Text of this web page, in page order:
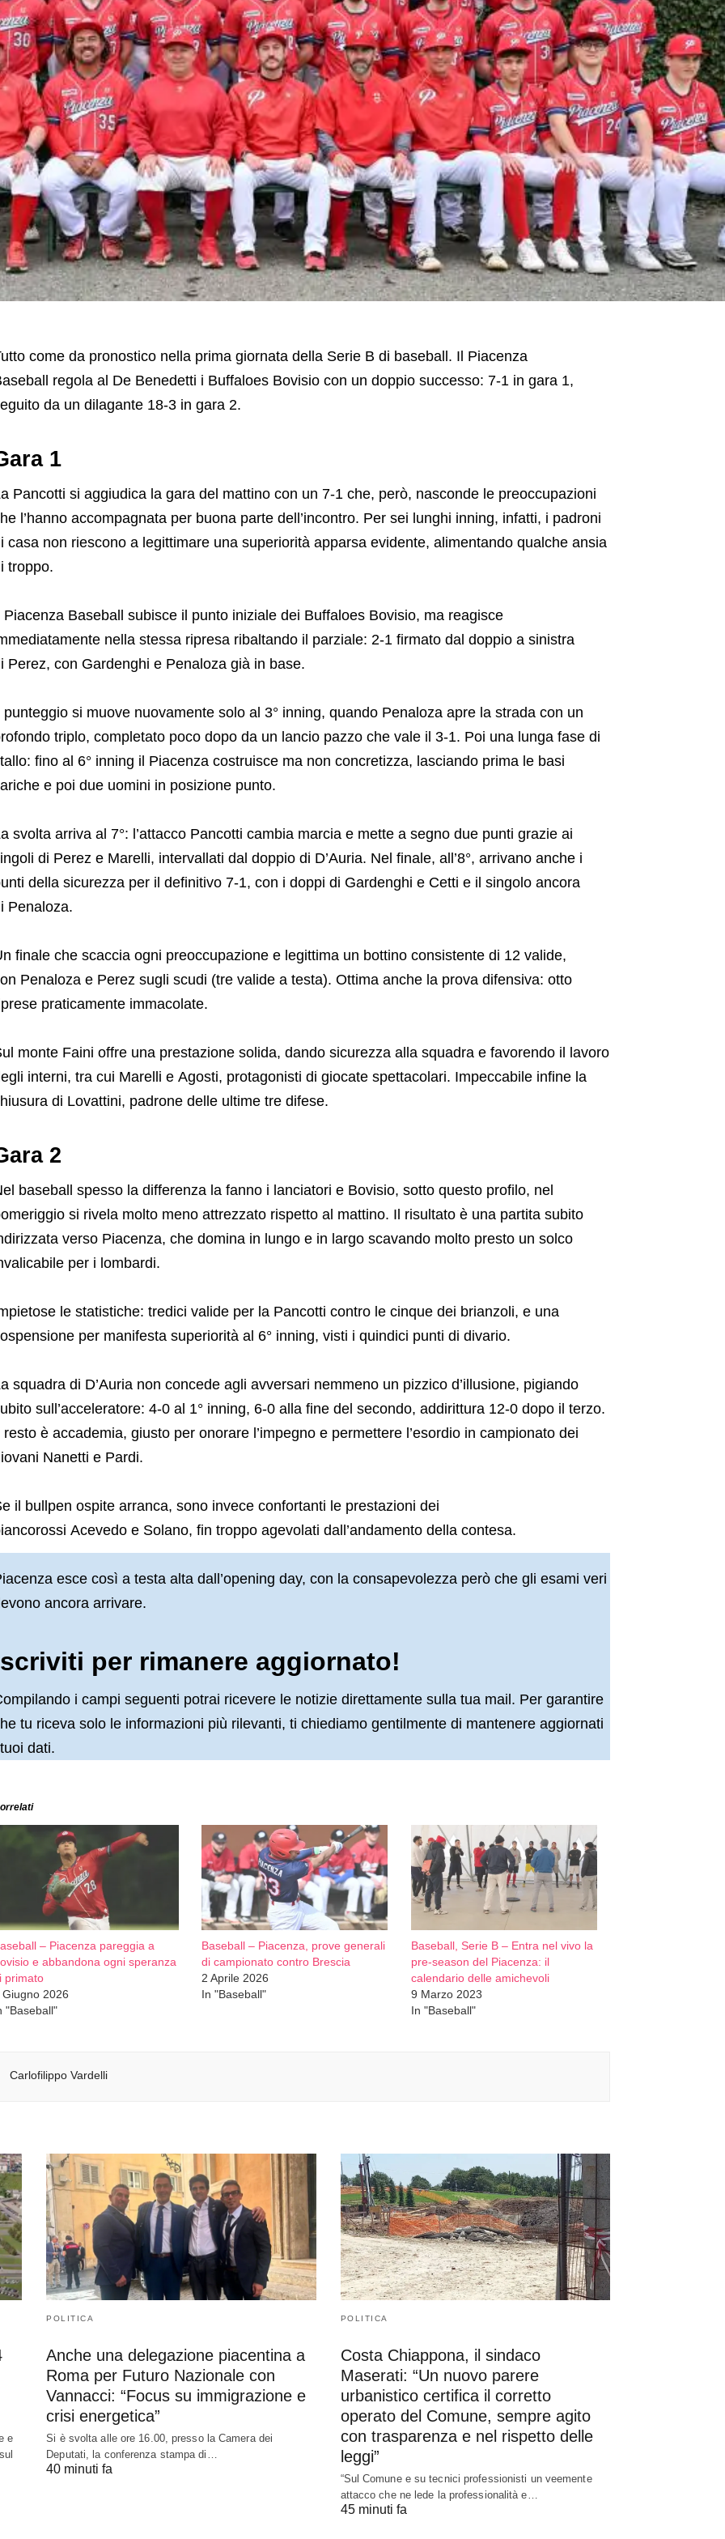
come da pronostico nella prima giornata della Serie B di baseball. Il Piacenza
regola al De Benedetti i Buffaloes Bovisio con un doppio successo: 7-1 in gara 1,
da un dilagante 18-3 in gara 2.
1
Pancotti si aggiudica la gara del mattino con un 7-1 che, però, nasconde le preoccupazioni
l’hanno accompagnata per buona parte dell’incontro. Per sei lunghi inning, infatti, i padroni
casa non riescono a legittimare una superiorità apparsa evidente, alimentando qualche ansia
troppo.
Piacenza Baseball subisce il punto iniziale dei Buffaloes Bovisio, ma reagisce
nella stessa ripresa ribaltando il parziale: 2-1 firmato dal doppio a sinistra
Perez, con Gardenghi e Penaloza già in base.
punteggio si muove nuovamente solo al 3° inning, quando Penaloza apre la strada con un
triplo, completato poco dopo da un lancio pazzo che vale il 3-1. Poi una lunga fase di
fino al 6° inning il Piacenza costruisce ma non concretizza, lasciando prima le basi
e poi due uomini in posizione punto.
svolta arriva al 7°: l’attacco Pancotti cambia marcia e mette a segno due punti grazie ai
di Perez e Marelli, intervallati dal doppio di D’Auria. Nel finale, all’8°, arrivano anche i
della sicurezza per il definitivo 7-1, con i doppi di Gardenghi e Cetti e il singolo ancora
Penaloza.
finale che scaccia ogni preoccupazione e legittima un bottino consistente di 12 valide,
Penaloza e Perez sugli scudi (tre valide a testa). Ottima anche la prova difensiva: otto
praticamente immacolate.
monte Faini offre una prestazione solida, dando sicurezza alla squadra e favorendo il lavoro
interni, tra cui Marelli e Agosti, protagonisti di giocate spettacolari. Impeccabile infine la
di Lovattini, padrone delle ultime tre difese.
2
baseball spesso la differenza la fanno i lanciatori e Bovisio, sotto questo profilo, nel
si rivela molto meno attrezzato rispetto al mattino. Il risultato è una partita subito
verso Piacenza, che domina in lungo e in largo scavando molto presto un solco
per i lombardi.
le statistiche: tredici valide per la Pancotti contro le cinque dei brianzoli, e una
per manifesta superiorità al 6° inning, visti i quindici punti di divario.
squadra di D’Auria non concede agli avversari nemmeno un pizzico d’illusione, pigiando
sull’acceleratore: 4-0 al 1° inning, 6-0 alla fine del secondo, addirittura 12-0 dopo il terzo.
resto è accademia, giusto per onorare l’impegno e permettere l’esordio in campionato dei
Nanetti e Pardi.
il bullpen ospite arranca, sono invece confortanti le prestazioni dei
Acevedo e Solano, fin troppo agevolati dall’andamento della contesa.
esce così a testa alta dall’opening day, con la consapevolezza però che gli esami veri
ancora arrivare.
per rimanere aggiornato!
i campi seguenti potrai ricevere le notizie direttamente sulla tua mail. Per garantire
tu riceva solo le informazioni più rilevanti, ti chiediamo gentilmente di mantenere aggiornati
dati.
– Piacenza pareggia a
e abbandona ogni speranza
primato
Giugno 2026
"Baseball"
Baseball – Piacenza, prove generali
di campionato contro Brescia
2 Aprile 2026
In "Baseball"
Baseball, Serie B – Entra nel vivo la
pre-season del Piacenza: il
calendario delle amichevoli
9 Marzo 2023
In "Baseball"
Carlofilippo Vardelli
e
POLITICA
Anche una delegazione piacentina a
Roma per Futuro Nazionale con
Vannacci: “Focus su immigrazione e
crisi energetica”
Si è svolta alle ore 16.00, presso la Camera dei
Deputati, la conferenza stampa di…
40 minuti fa
POLITICA
Costa Chiappona, il sindaco
Maserati: “Un nuovo parere
urbanistico certifica il corretto
operato del Comune, sempre agito
con trasparenza e nel rispetto delle
leggi”
“Sul Comune e su tecnici professionisti un veemente
attacco che ne lede la professionalità e…
45 minuti fa